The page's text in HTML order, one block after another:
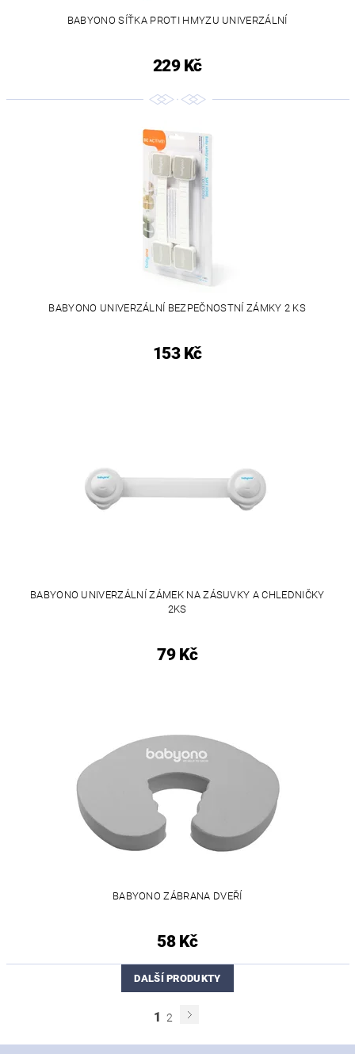
BABYONO SÍŤKA PROTI HMYZU UNIVERZÁLNÍ
229 Kč
BABYONO UNIVERZÁLNÍ BEZPEČNOSTNÍ ZÁMKY 2 KS
153 Kč
BABYONO UNIVERZÁLNÍ ZÁMEK NA ZÁSUVKY A CHLEDNIČKY
2KS
79 Kč
BABYONO ZÁBRANA DVEŘÍ
58 Kč
DALŠÍ PRODUKTY
1 2